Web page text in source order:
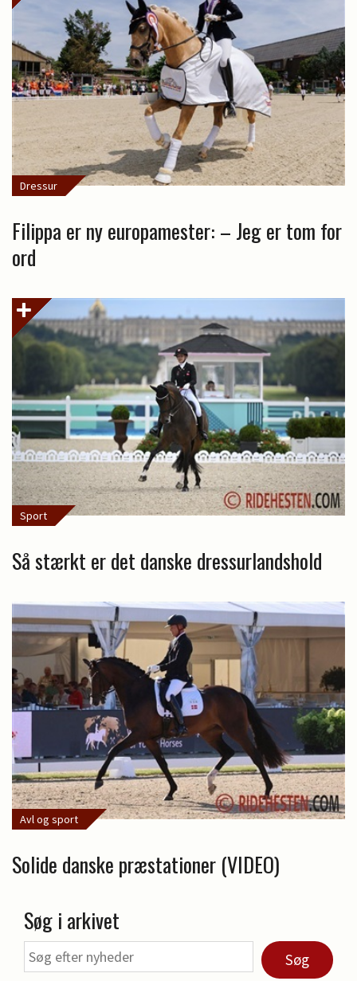
Dressur
Filippa er ny europamester: – Jeg er tom for
ord
Sport
Så stærkt er det danske dressurlandshold
Avl og sport
Solide danske præstationer (VIDEO)
Søg i arkivet
Søg